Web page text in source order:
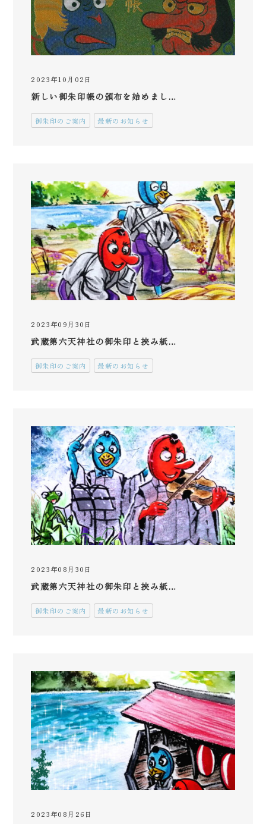
2023年10月02日
新しい御朱印帳の頒布を始めまし…
御朱印のご案内 最新のお知らせ
2023年09月30日
武蔵第六天神社の御朱印と挟み紙…
御朱印のご案内 最新のお知らせ
2023年08月30日
武蔵第六天神社の御朱印と挟み紙…
御朱印のご案内 最新のお知らせ
2023年08月26日